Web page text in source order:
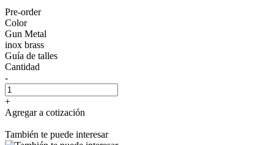
Pre-order
Color
Gun Metal
inox brass
Guía de talles
Cantidad
-
+
Agregar a cotización
También te puede interesar